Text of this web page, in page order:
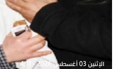
الإثنين 03 أغسطس 2026 - 4:11